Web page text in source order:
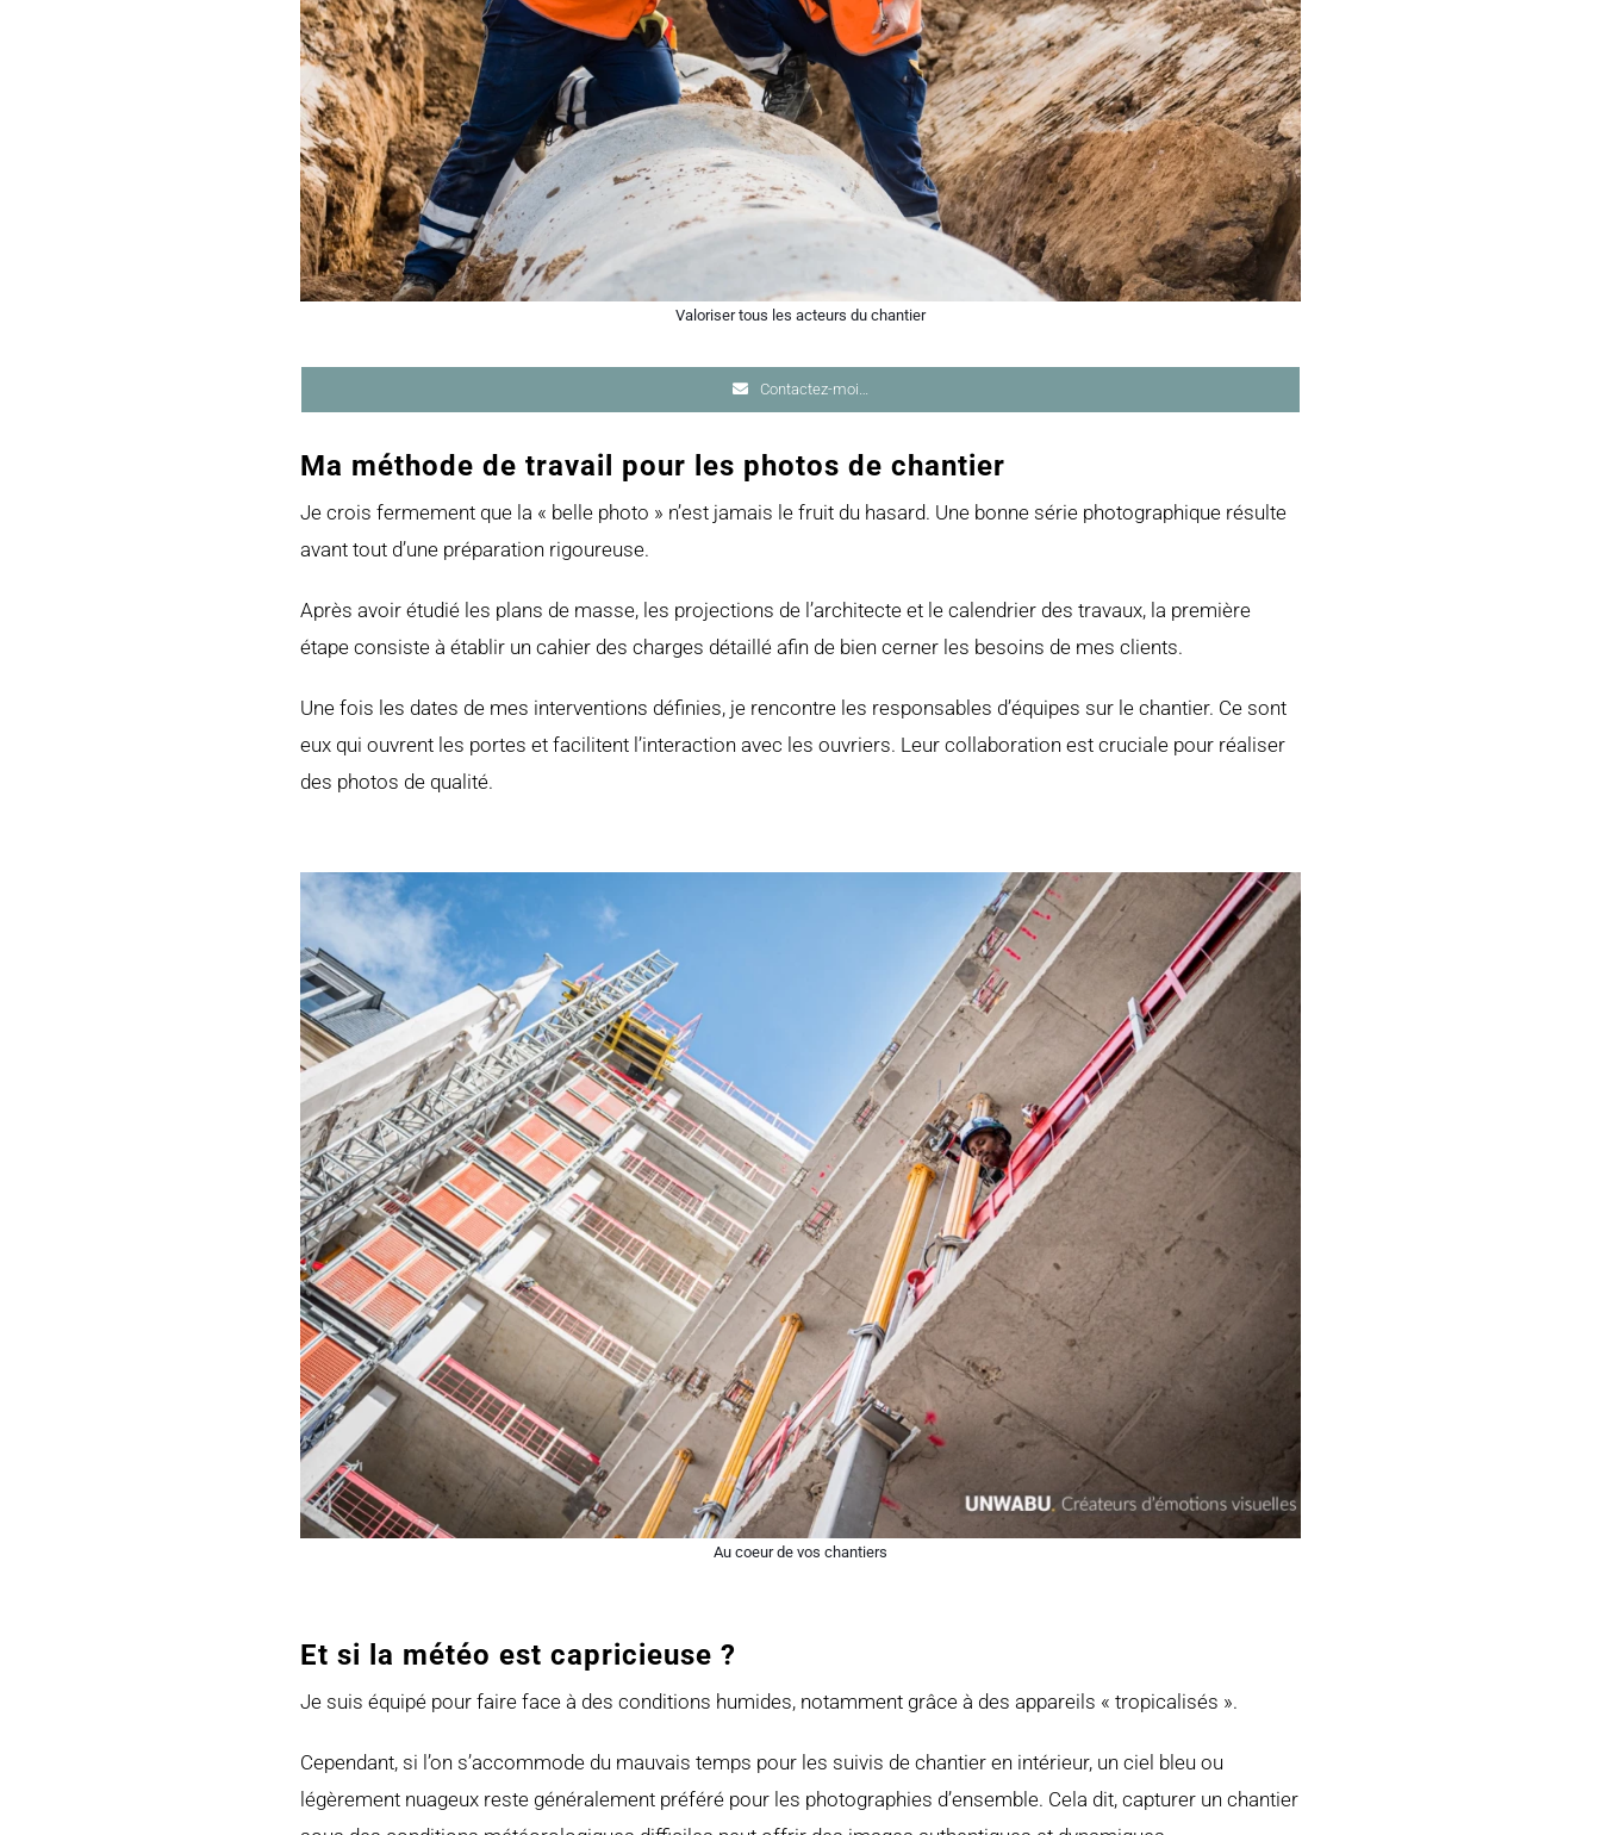
Valoriser tous les acteurs du chantier
Contactez-moi…
Ma méthode de travail pour les photos de chantier
Je crois fermement que la « belle photo » n’est jamais le fruit du hasard. Une bonne série photographique résulte
avant tout d’une préparation rigoureuse.
Après avoir étudié les plans de masse, les projections de l’architecte et le calendrier des travaux, la première
étape consiste à établir un cahier des charges détaillé afin de bien cerner les besoins de mes clients.
Une fois les dates de mes interventions définies, je rencontre les responsables d’équipes sur le chantier. Ce sont
eux qui ouvrent les portes et facilitent l’interaction avec les ouvriers. Leur collaboration est cruciale pour réaliser
des photos de qualité.
Au coeur de vos chantiers
Et si la météo est capricieuse ?
Je suis équipé pour faire face à des conditions humides, notamment grâce à des appareils « tropicalisés ».
Cependant, si l’on s’accommode du mauvais temps pour les suivis de chantier en intérieur, un ciel bleu ou
légèrement nuageux reste généralement préféré pour les photographies d’ensemble. Cela dit, capturer un chantier